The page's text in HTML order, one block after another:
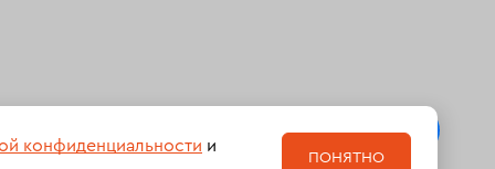
конфиденциальности и
ПОНЯТНО